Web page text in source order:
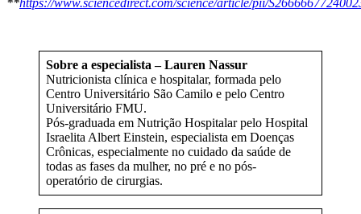
Sobre a especialista – Lauren Nassur
Nutricionista clínica e hospitalar, formada pelo
Centro Universitário São Camilo e pelo Centro
Universitário FMU.
Pós-graduada em Nutrição Hospitalar pelo Hospital
Israelita Albert Einstein, especialista em Doenças
Crônicas, especialmente no cuidado da saúde de
todas as fases da mulher, no pré e no pós-
operatório de cirurgias.